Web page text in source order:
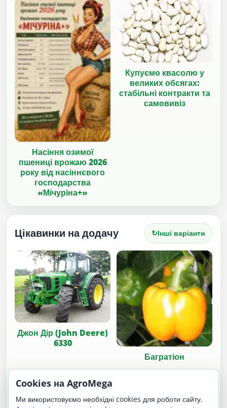
Насіння озимої
пшениці врожаю 2026
року від насіннєвого
господарства
«Мічуріна+»
Купуємо квасолю у
великих обсягах:
стабільні контракти та
самовивіз
Цікавинки на додачу ↻Інші варіанти
Джон Дір (John Deere)
6330
Багратіон
Cookies на AgroMega
Ми використовуємо необхідні cookies для роботи сайту.